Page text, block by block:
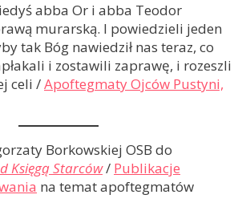
abba Or i abba Teodor
murarską. I powiedzieli jeden
tak Bóg nawiedził nas teraz, co
i zostawili zaprawę, i rozeszli
celi /Apoftegmaty Ojców Pustyni,
Borkowskiej OSB do
Księgą Starców/ Publikacje
na temat apoftegmatów